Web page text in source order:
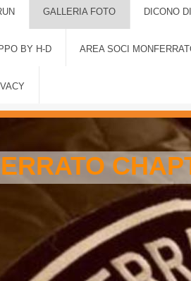
GALLERIA FOTO DICONO
BY H-D AREA SOCI